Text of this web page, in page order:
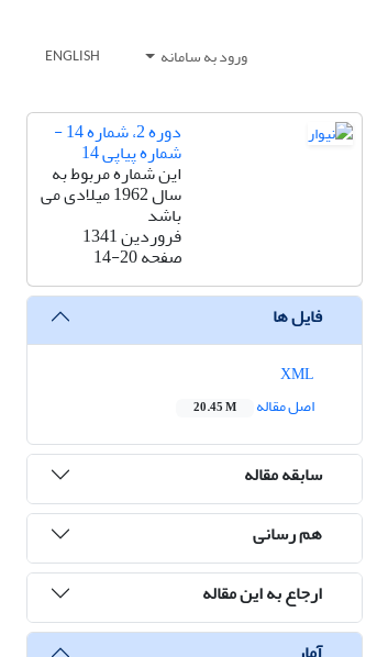
ورود به سامانه ENGLISH
دوره 2، شماره 14 -
شماره پیاپی 14
این شماره مربوط به
سال 1962 میلادی می
باشد
فروردین 1341
صفحه14-20
فایل ها
اصل مقاله
20.45 M
سابقه مقاله
هم رسانی
ارجاع به این مقاله